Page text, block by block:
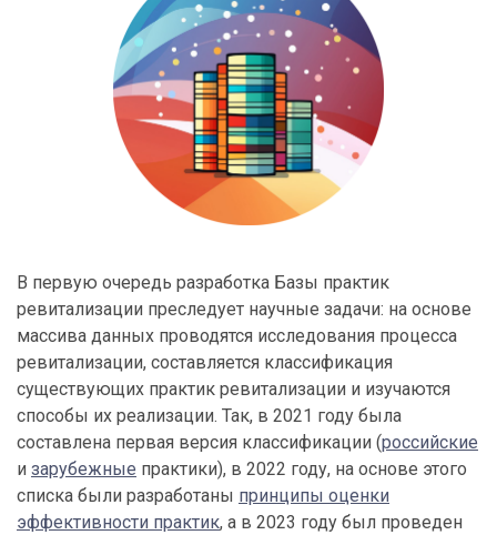
В первую очередь разработка Базы практик
ревитализации преследует научные задачи: на основе
массива данных проводятся исследования процесса
ревитализации, составляется классификация
существующих практик ревитализации и изучаются
способы их реализации. Так, в 2021 году была
составлена первая версия классификации (российские
и зарубежные практики), в 2022 году, на основе этого
списка были разработаны принципы оценки
эффективности практик, а в 2023 году был проведен